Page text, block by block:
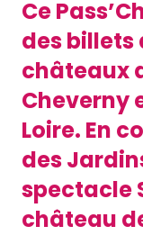
Ce
des billets
châteaux
Cheverny
Loire. En
des
spectacle
château